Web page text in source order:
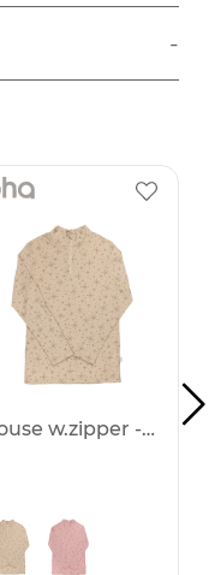
-
Blouse w.zipper -25%